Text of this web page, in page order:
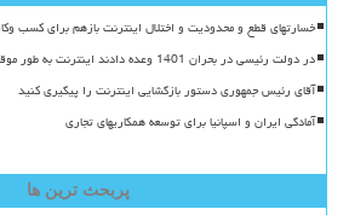
خسارتهای قطع و محدودیت و اختلال اینترنت بازهم برای کسب
در دولت رئیسی در بحران 1401 وعده دادند اینترنت به طور موقت قطع می شود اما ماندگار شد
آقای رئیس جمهوری دستور بازگشایی اینترنت را پیگیری کنید
آمادگی ایران و اسپانیا برای توسعه همکاریهای تجاری
پربحث ترین ها